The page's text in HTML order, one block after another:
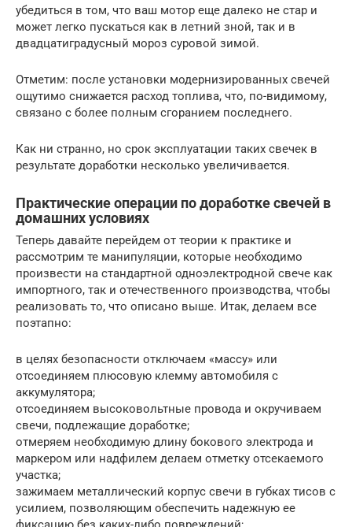
убедиться в том, что ваш мотор еще далеко не стар и
может легко пускаться как в летний зной, так и в
двадцатиградусный мороз суровой зимой.
Отметим: после установки модернизированных свечей
ощутимо снижается расход топлива, что, по-видимому,
связано с более полным сгоранием последнего.
Как ни странно, но срок эксплуатации таких свечек в
результате доработки несколько увеличивается.
Практические операции по доработке свечей в
домашних условиях
Теперь давайте перейдем от теории к практике и
рассмотрим те манипуляции, которые необходимо
произвести на стандартной одноэлектродной свече как
импортного, так и отечественного производства, чтобы
реализовать то, что описано выше. Итак, делаем все
поэтапно:
в целях безопасности отключаем «массу» или
отсоединяем плюсовую клемму автомобиля с
аккумулятора;
отсоединяем высоковольтные провода и окручиваем
свечи, подлежащие доработке;
отмеряем необходимую длину бокового электрода и
маркером или надфилем делаем отметку отсекаемого
участка;
зажимаем металлический корпус свечи в губках тисов с
усилием, позволяющим обеспечить надежную ее